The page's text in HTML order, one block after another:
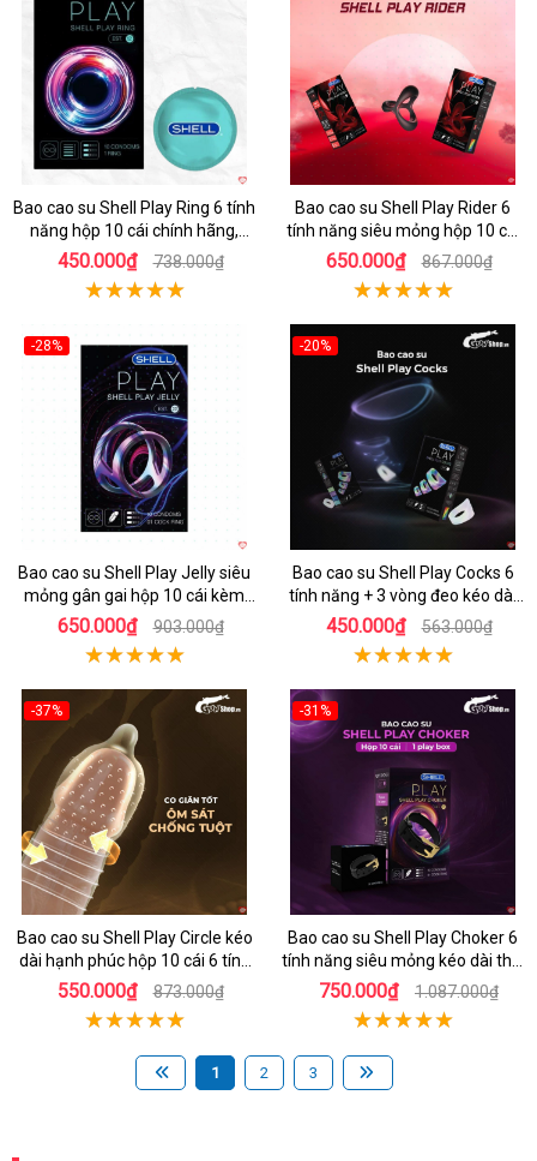
Bao cao su Shell Play Ring 6 tính
năng hộp 10 cái chính hãng,
tặng vòng keo kéo dài thời gian
450.000₫ 738.000₫
Bao cao su Shell Play Rider 6
tính năng siêu mỏng hộp 10 cái
tặng vòng kéo dài thời gian
650.000₫ 867.000₫
-28%
Bao cao su Shell Play Jelly siêu
mỏng gân gai hộp 10 cái kèm
vòng kéo dài
650.000₫ 903.000₫
-20%
Bao cao su Shell Play Cocks 6
tính năng + 3 vòng đeo kéo dài
cực bền
450.000₫ 563.000₫
-37%
Bao cao su Shell Play Circle kéo
dài hạnh phúc hộp 10 cái 6 tính
năng
550.000₫ 873.000₫
-31%
Hot
Bao cao su Shell Play Choker 6
tính năng siêu mỏng kéo dài thời
gian hộp 10
750.000₫ 1.087.000₫
1 2 3